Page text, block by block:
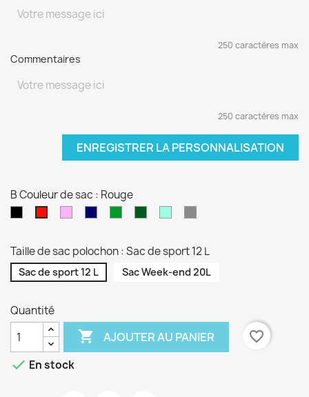
250 caractères max
Commentaires
250 caractères max
ENREGISTRER LA PERSONNALISATION
B Couleur de sac : Rouge
Taille de sac polochon : Sac de sport 12 L
Sac de sport 12 L Sac Week-end 20L
Quantité
 AJOUTER AU PANIER
favorite_border
 En stock